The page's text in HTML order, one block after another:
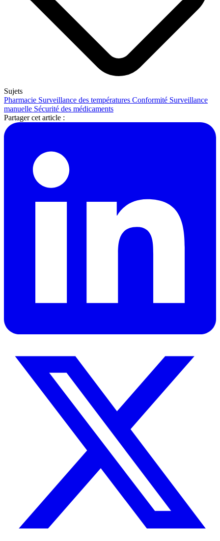
Sujets
Pharmacie Surveillance des températures Conformité Surveillance
manuelle Sécurité des médicaments
Partager cet article :